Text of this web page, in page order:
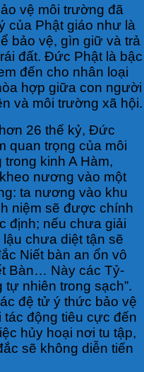
vệ môi trường đã
của Phật giáo như là
bảo vệ, gìn giữ và trả
đất. Đức Phật là bậc
đến cho nhân loại
hợp giữa con người
và môi trường xã hội.
26 thế kỷ, Đức
quan trọng của môi
kinh A Hàm,
nương vào một
ta nương vào khu
niệm sẽ được chính
định; nếu chưa giải
chưa diệt tận sẽ
Niết bàn an ổn vô
Bàn… Này các Tỷ-
nhiên trong sạch”.
đệ tử ý thức bảo vệ
tác động tiêu cực đến
hủy hoại nơi tu tập,
sẽ không diễn tiến